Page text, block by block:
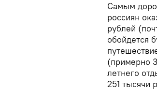
Самым
россиян
рублей
обойдется
(примерно
летнего
251 тысячи